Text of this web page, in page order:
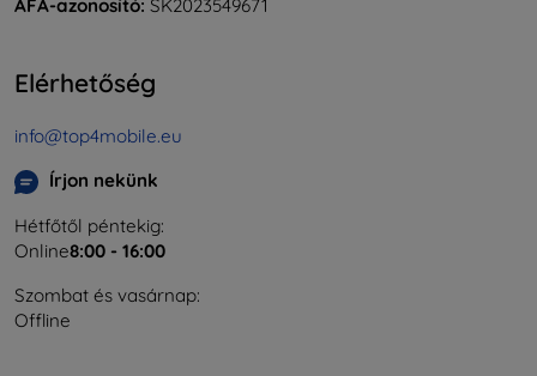
ÁFA-azonosító: SK2023549671
Elérhetőség
info@top4mobile.eu
Írjon nekünk
Hétfőtől péntekig:
Online8:00 - 16:00
Szombat és vasárnap:
Offline